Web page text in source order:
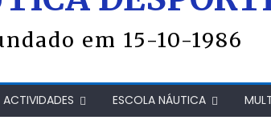
em 15-10-1986
ACTIVIDADES ESCOLA NÁUTICA